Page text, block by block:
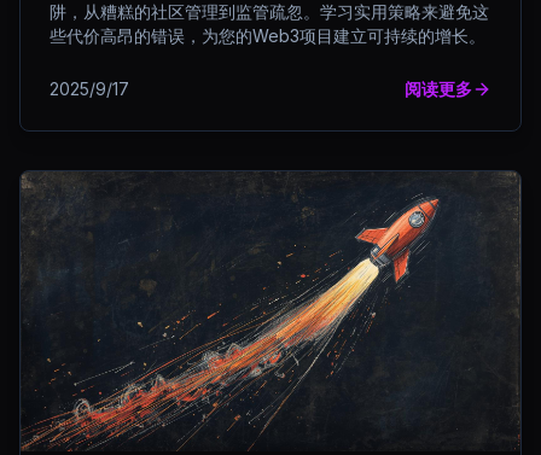
阱，从糟糕的社区管理到监管疏忽。学习实用策略来避免这
些代价高昂的错误，为您的Web3项目建立可持续的增长。
2025/9/17 阅读更多